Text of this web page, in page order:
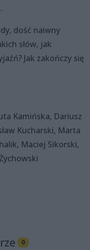
dość naiwny
słów, jak
Jak zakończy się
Kamińska, Dariusz
Kucharski, Marta
Maciej Sikorski,
0